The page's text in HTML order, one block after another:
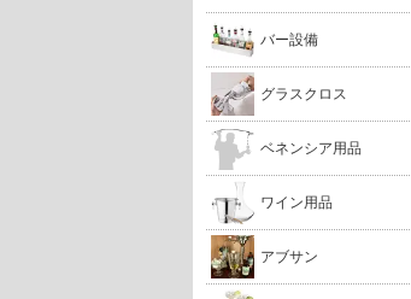
バー設備
グラスクロス
ベネンシア用品
ワイン用品
アブサン